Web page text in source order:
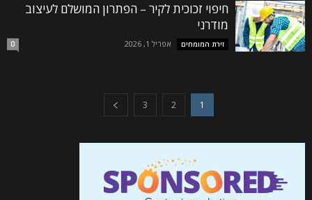
חיפוי זכוכית לקיר – הפתרון המושלם לעיצוב
מודרני
זירת המומחים אפריל 1, 2026 0
1
2
3
קראתי ואני מאשר/ת את
ומסכים/ה לשמירת המידע לצורך טיפול בפנייתי (חובה)